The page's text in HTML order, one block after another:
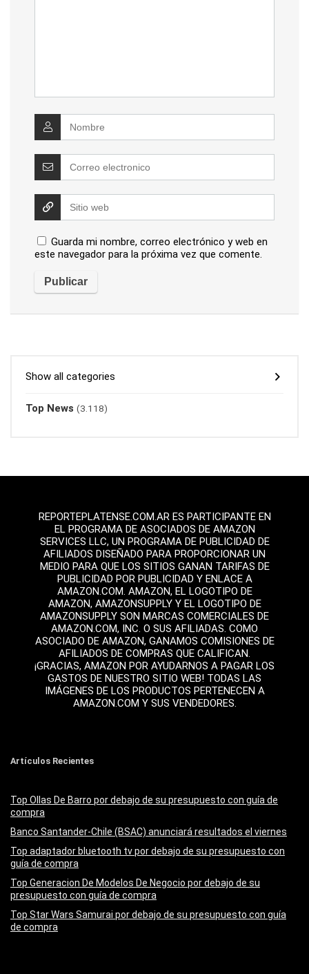
Guarda mi nombre, correo electrónico y web en
este navegador para la próxima vez que comente.
Show all categories
Top News (3.118)
REPORTEPLATENSE.COM.AR ES PARTICIPANTE EN
EL PROGRAMA DE ASOCIADOS DE AMAZON
SERVICES LLC, UN PROGRAMA DE PUBLICIDAD DE
AFILIADOS DISEÑADO PARA PROPORCIONAR UN
MEDIO PARA QUE LOS SITIOS GANAN TARIFAS DE
PUBLICIDAD POR PUBLICIDAD Y ENLACE A
AMAZON.COM. AMAZON, EL LOGOTIPO DE
AMAZON, AMAZONSUPPLY Y EL LOGOTIPO DE
AMAZONSUPPLY SON MARCAS COMERCIALES DE
AMAZON.COM, INC. O SUS AFILIADAS. COMO
ASOCIADO DE AMAZON, GANAMOS COMISIONES DE
AFILIADOS DE COMPRAS QUE CALIFICAN.
¡GRACIAS, AMAZON POR AYUDARNOS A PAGAR LOS
GASTOS DE NUESTRO SITIO WEB! TODAS LAS
IMÁGENES DE LOS PRODUCTOS PERTENECEN A
AMAZON.COM Y SUS VENDEDORES.
Artículos Recientes
Top Ollas De Barro por debajo de su presupuesto con guía de
compra
Banco Santander-Chile (BSAC) anunciará resultados el viernes
Top adaptador bluetooth tv por debajo de su presupuesto con
guía de compra
Top Generacion De Modelos De Negocio por debajo de su
presupuesto con guía de compra
Top Star Wars Samurai por debajo de su presupuesto con guía
de compra